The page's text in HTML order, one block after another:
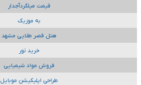
قیمت میلگردآجدار
به موزیک
هتل قصر طلایی مشهد
خرید تور
فروش مواد شیمیایی
طراحی اپلیکیشن موبایل